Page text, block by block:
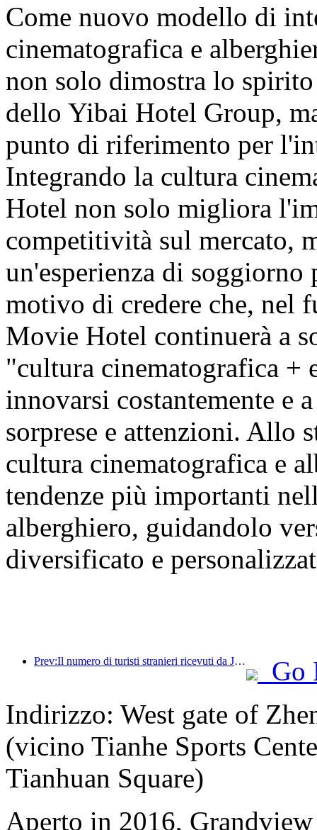
Come nuovo modello di
cinematografica e
non solo dimostra lo
dello Yibai Hotel Group,
punto di riferimento per
Integrando la cultura
Hotel non solo migliora
competitività sul mercato,
un'esperienza di
motivo di credere che, nel
Movie Hotel continuerà a
"cultura cinematografica +
innovarsi costantemente e
sorprese e attenzioni. Allo
cultura cinematografica e
tendenze più importanti
alberghiero, guidandolo
diversificato e
Prev:Il numero di turisti stranieri ricevuti da Jinjiang Hotels (Cina) è aumentato di oltre 9 volte rispetto all'anno precedente
Go
Indirizzo: West gate of
(vicino Tianhe Sports
Tianhuan Square)
Aperto in 2016,